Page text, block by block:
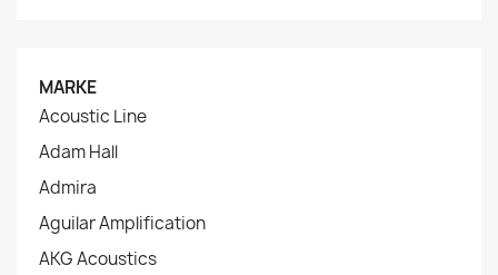
MARKE
Acoustic Line
Adam Hall
Admira
Aguilar Amplification
AKG Acoustics